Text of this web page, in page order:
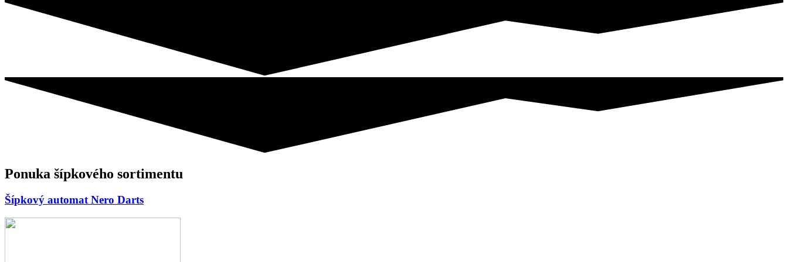
Ponuka šípkového sortimentu
Šípkový automat Nero Darts